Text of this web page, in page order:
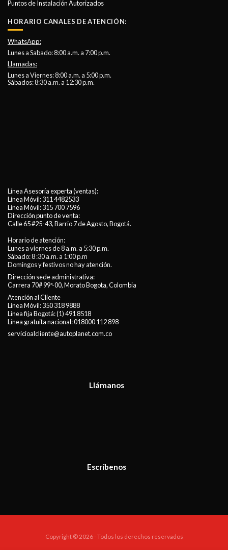
Puntos de Instalación Autorizados
HORARIO CANALES DE ATENCIÓN:
WhatsApp:
Lunes a Sabado: 8:00 a.m. a 7:00 p.m.
Llamadas:
Lunes a Viernes: 8:00 a.m. a 5:00 p.m.
Sábados: 8:30 a.m. a 12:30 p.m.
Línea Asesoría experta (ventas):
Línea Móvil:311 4482533
Línea Móvil:315 700 7596
Dirección punto de venta:
Calle 65 #25-43, Barrio 7 de Agosto, Bogotá.
Horario de atención:
Lunes a viernes de 8 a.m. a 5:30 p.m.
Sábado: 8 :30 a.m. a 1:00 p.m
Domingos y festivos no hay atención.
Dirección sede administrativa:
Carrera 70# 99ª-00, Morato Bogota, Colombia
Atención al Cliente
Línea Móvil:350 318 9888
Línea fija Bogotá:(1) 491 8518
Línea gratuita nacional:018000 112 898
servicioalcliente@autoplanet.com.co
Llámanos
Escríbenos
Copyright © 2026 - Todos los derechos reservados